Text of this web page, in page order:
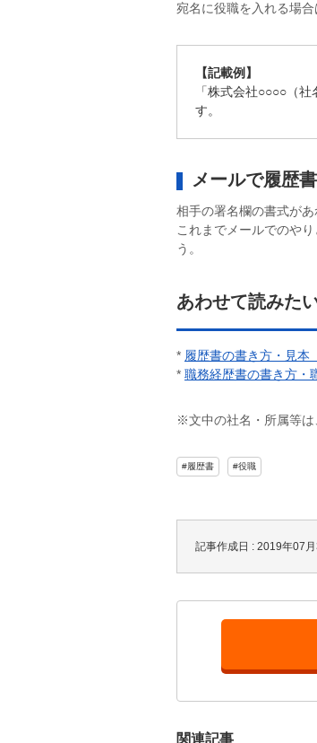
宛名に役職を入れる場
【記載例】
「株式会社○○○○（
す。
メールで履歴
相手の署名欄の書式が
これまでメールでのや
う。
あわせて読みた
* 履歴書の書き方・見本
* 職務経歴書の書き方・
※文中の社名・所属等は
#履歴書 #役職
記事作成日 : 2019年07月
関連記事